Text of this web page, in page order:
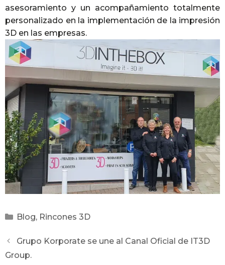
asesoramiento y un acompañamiento totalmente
personalizado en la implementación de la impresión
3D en las empresas.
Blog, Rincones 3D
Grupo Korporate se une al Canal Oficial de IT3D
Group.